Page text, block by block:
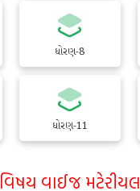
ધોરણ-8
ધોરણ-11
વિષય વાઈજ મટેરીયલ